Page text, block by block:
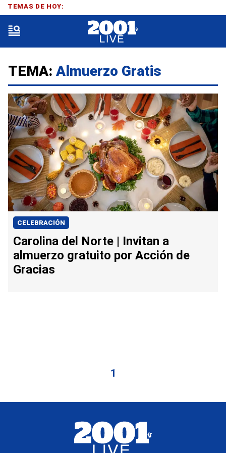
TEMA: Almuerzo Gratis
CELEBRACIÓN
Carolina del Norte | Invitan a
almuerzo gratuito por Acción de
Gracias
1
TEMAS DE HOY: